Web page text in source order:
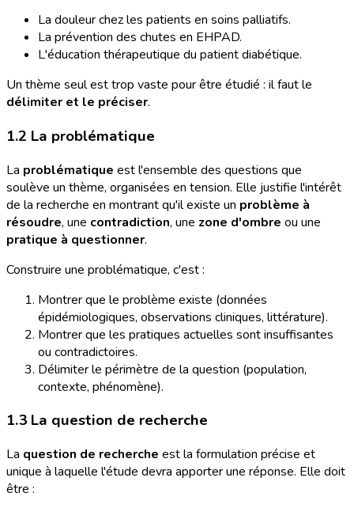
La douleur chez les patients en soins palliatifs.
La prévention des chutes en EHPAD.
L'éducation thérapeutique du patient diabétique.
Un thème seul est trop vaste pour être étudié : il faut le
délimiter et le préciser.
1.2 La problématique
La problématique est l'ensemble des questions que
soulève un thème, organisées en tension. Elle justifie l'intérêt
de la recherche en montrant qu'il existe un problème à
résoudre, une contradiction, une zone d'ombre ou une
pratique à questionner.
Construire une problématique, c'est :
Montrer que le problème existe (données
épidémiologiques, observations cliniques, littérature).
Montrer que les pratiques actuelles sont insuffisantes
ou contradictoires.
Délimiter le périmètre de la question (population,
contexte, phénomène).
1.3 La question de recherche
La question de recherche est la formulation précise et
unique à laquelle l'étude devra apporter une réponse. Elle doit
être :